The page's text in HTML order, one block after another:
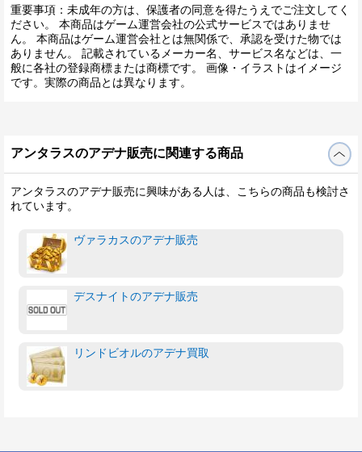
重要事項：未成年の方は、保護者の同意を得たうえでご注文してく
ださい。 本商品はゲーム運営会社の公式サービスではありませ
ん。 本商品はゲーム運営会社とは無関係で、承認を受けた物では
ありません。 記載されているメーカー名、サービス名などは、一
般に各社の登録商標または商標です。 画像・イラストはイメージ
です。実際の商品とは異なります。
アンタラスのアデナ販売に関連する商品
アンタラスのアデナ販売に興味がある人は、こちらの商品も検討さ
れています。
ヴァラカスのアデナ販売
デスナイトのアデナ販売
リンドビオルのアデナ買取